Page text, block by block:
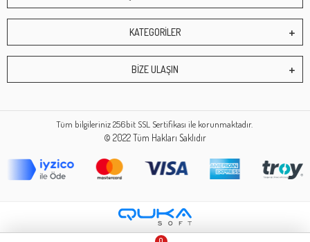
KATEGORİLER
BİZE ULAŞIN
Tüm bilgileriniz 256bit SSL Sertifikası ile korunmaktadır.
© 2022Tüm Hakları Saklıdır